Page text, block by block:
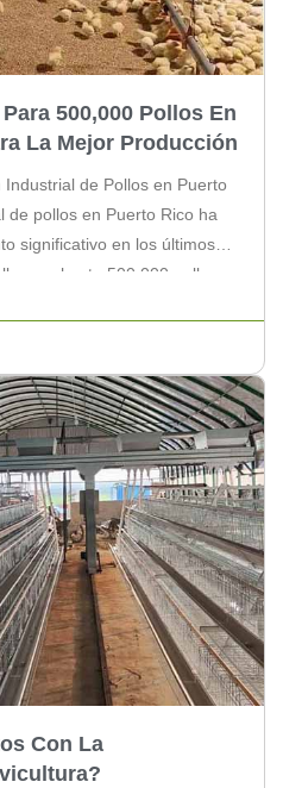
500,000 Pollos En
La Mejor Producción
de Pollos en Puerto
de pollos en Puerto Rico ha
significativo en los últimos
hasta 500,000 pollos, es
Con La